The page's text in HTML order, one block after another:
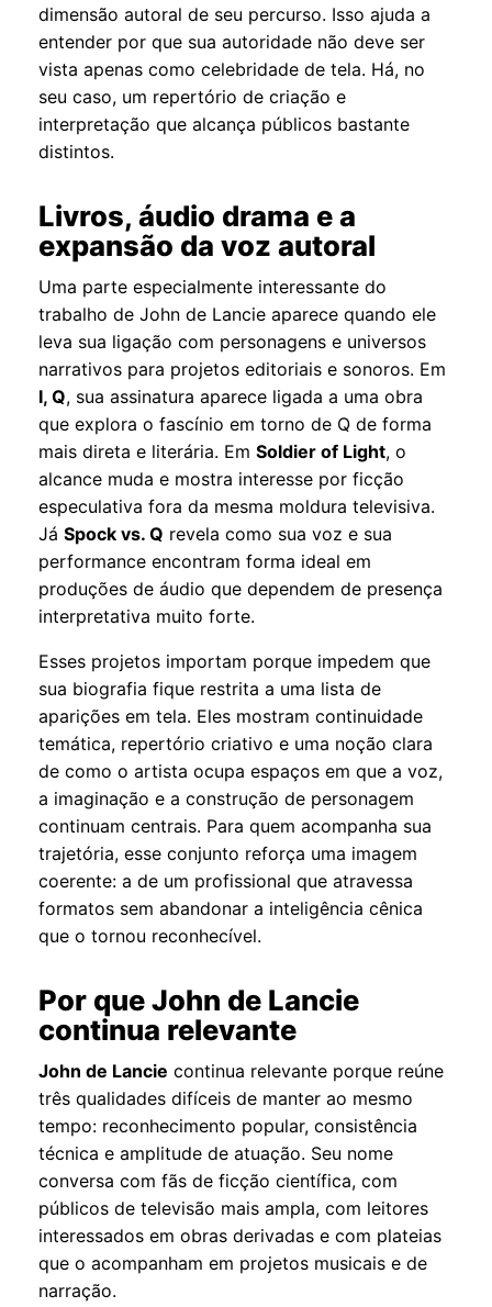
dimensão autoral de seu percurso. Isso ajuda a
entender por que sua autoridade não deve ser
vista apenas como celebridade de tela. Há, no
seu caso, um repertório de criação e
interpretação que alcança públicos bastante
distintos.
Livros, áudio drama e a
expansão da voz autoral
Uma parte especialmente interessante do
trabalho de John de Lancie aparece quando ele
leva sua ligação com personagens e universos
narrativos para projetos editoriais e sonoros. Em
I, Q, sua assinatura aparece ligada a uma obra
que explora o fascínio em torno de Q de forma
mais direta e literária. EmSoldier of Light, o
alcance muda e mostra interesse por ficção
especulativa fora da mesma moldura televisiva.
JáSpock vs. Q revela como sua voz e sua
performance encontram forma ideal em
produções de áudio que dependem de presença
interpretativa muito forte.
Esses projetos importam porque impedem que
sua biografia fique restrita a uma lista de
aparições em tela. Eles mostram continuidade
temática, repertório criativo e uma noção clara
de como o artista ocupa espaços em que a voz,
a imaginação e a construção de personagem
continuam centrais. Para quem acompanha sua
trajetória, esse conjunto reforça uma imagem
coerente: a de um profissional que atravessa
formatos sem abandonar a inteligência cênica
que o tornou reconhecível.
Por que John de Lancie
continua relevante
John de Lancie continua relevante porque reúne
três qualidades difíceis de manter ao mesmo
tempo: reconhecimento popular, consistência
técnica e amplitude de atuação. Seu nome
conversa com fãs de ficção científica, com
públicos de televisão mais ampla, com leitores
interessados em obras derivadas e com plateias
que o acompanham em projetos musicais e de
narração.